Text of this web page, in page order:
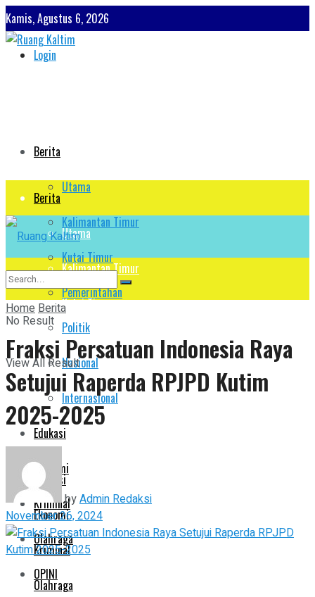
Kamis, Agustus 6, 2026
Login
Berita
Utama
Kalimantan Timur
Kutai Timur
Pemerintahan
Politik
Nasional
Internasional
Edukasi
Ekonomi
Kriminal
Olahraga
OPINI
Berita
Utama
Kalimantan Timur
Kutai Timur
Pemerintahan
Politik
Nasional
Internasional
Edukasi
Ekonomi
Kriminal
Olahraga
No Result
View All Result
HomeBerita
Fraksi Persatuan Indonesia Raya
Setujui Raperda RPJPD Kutim
2025-2025
byAdmin Redaksi
November 26, 2024